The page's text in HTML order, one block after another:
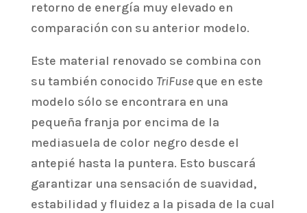
retorno de energía muy elevado en
comparación con su anterior modelo.
Este material renovado se combina con
su también conocido TriFuseque en este
modelo sólo se encontrara en una
pequeña franja por encima de la
mediasuela de color negro desde el
antepié hasta la puntera. Esto buscará
garantizar una sensación de suavidad,
estabilidad y fluidez a la pisada de la cual